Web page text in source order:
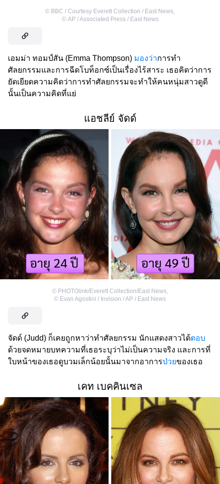
© BBC / Courtesy Everett Collection / East News,
© AP / Associated Press / East News
เอมม่า ทอมป์สัน (Emma Thompson) มองว่าการทำ
ศัลยกรรมและการฉีดโบท็อกซ์เป็นเรื่องไร้สาระ เธอคิดว่าการ
ยัดเยียดความคิดว่าการทำศัลยกรรมจะทำให้คนหนุ่มสาวดูดี
นั้นเป็นความคิดที่แย่
แอชลีย์ จัดด์
© PHOTOlink/Everett Collection/East News
© Evan Agostini / Invision / AP / East News
จัดด์ (Judd) ก็เคยถูกหาว่าทำศัลยกรรม นักแสดงสาวได้ตอบ
ด้วยจดหมายบทความที่เธอระบุว่าไม่เป็นความจริง และการที่
ใบหน้าของเธอดูบวมเล็กน้อยนั้นมาจากอาการป่วยของเธอ
เคท เบคคินเซล